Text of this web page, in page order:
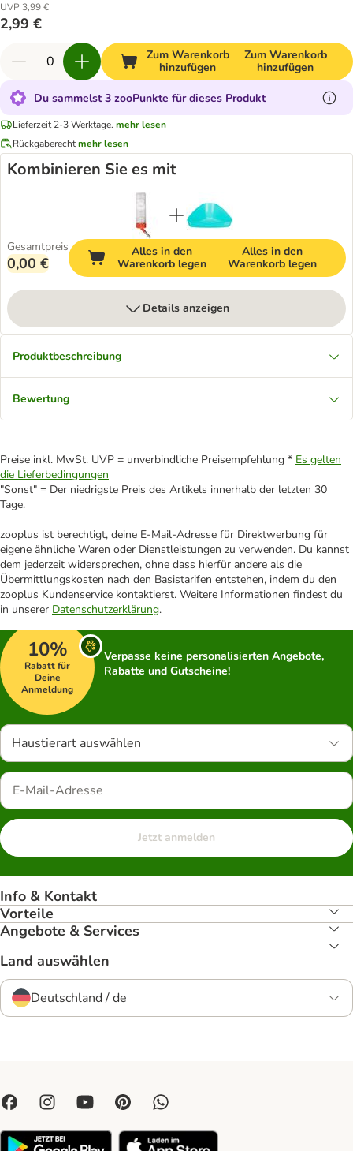
UVP 3,99 €
2,99 €
Zum Warenkorb
hinzufügen
Zum Warenkorb
hinzufügen
Du sammelst 3 zooPunkte für dieses Produkt
Lieferzeit 2-3 Werktage. mehr lesen
Rückgaberechtmehr lesen
Kombinieren Sie es mit
Gesamtpreis
0,00 €
Alles in den
Warenkorb legen
Alles in den
Warenkorb legen
Details anzeigen
Produktbeschreibung
Bewertung
Preise inkl. MwSt. UVP = unverbindliche Preisempfehlung * Es gelten
die Lieferbedingungen
"Sonst" = Der niedrigste Preis des Artikels innerhalb der letzten 30
Tage.
zooplus ist berechtigt, deine E-Mail-Adresse für Direktwerbung für
eigene ähnliche Waren oder Dienstleistungen zu verwenden. Du kannst
dem jederzeit widersprechen, ohne dass hierfür andere als die
Übermittlungskosten nach den Basistarifen entstehen, indem du den
zooplus Kundenservice kontaktierst. Weitere Informationen findest du
in unserer Datenschutzerklärung.
10%
Rabatt für
Deine
Anmeldung
Verpasse keine personalisierten Angebote,
Rabatte und Gutscheine!
Haustierart auswählen
Jetzt anmelden
Info & Kontakt
Vorteile
Angebote & Services
Land auswählen
Deutschland / de